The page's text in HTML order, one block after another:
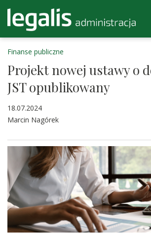
Finanse publiczne
Projekt nowej ustawy o
JST opublikowany
18.07.2024
Marcin Nagórek